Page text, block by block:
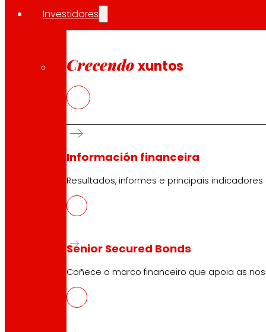
Investidores
Crecendo xuntos
Información financeira
Resultados, informes e principais
Senior Secured Bonds
Coñece o marco financeiro que apoia as